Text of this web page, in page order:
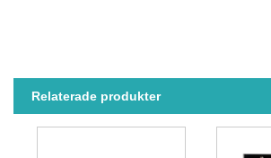
Relaterade produkter